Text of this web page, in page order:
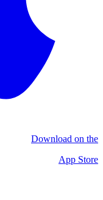
Download on the
App Store